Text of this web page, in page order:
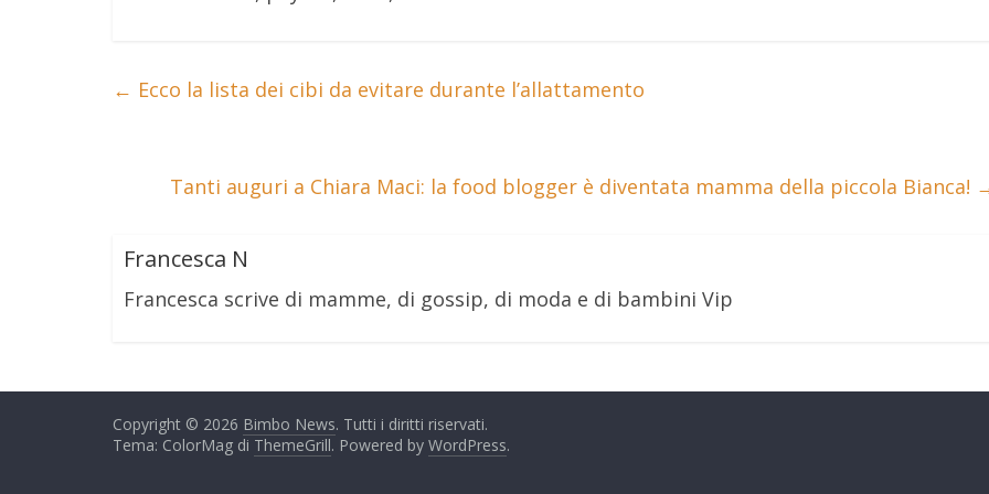
← Ecco la lista dei cibi da evitare durante l’allattamento
Tanti auguri a Chiara Maci: la food blogger è diventata mamma della piccola Bianca!
Francesca N
Francesca scrive di mamme, di gossip, di moda e di bambini Vip
Copyright © 2026 Bimbo News. Tutti i diritti riservati.
Tema: ColorMag di ThemeGrill. Powered by WordPress.